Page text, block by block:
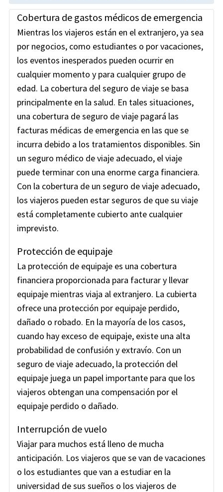
Cobertura de gastos médicos de emergencia
Mientras los viajeros están en el extranjero, ya sea
por negocios, como estudiantes o por vacaciones,
los eventos inesperados pueden ocurrir en
cualquier momento y para cualquier grupo de
edad. La cobertura del seguro de viaje se basa
principalmente en la salud. En tales situaciones,
una cobertura de seguro de viaje pagará las
facturas médicas de emergencia en las que se
incurra debido a los tratamientos disponibles. Sin
un seguro médico de viaje adecuado, el viaje
puede terminar con una enorme carga financiera.
Con la cobertura de un seguro de viaje adecuado,
los viajeros pueden estar seguros de que su viaje
está completamente cubierto ante cualquier
imprevisto.
Protección de equipaje
La protección de equipaje es una cobertura
financiera proporcionada para facturar y llevar
equipaje mientras viaja al extranjero. La cubierta
ofrece una protección por equipaje perdido,
dañado o robado. En la mayoría de los casos,
cuando hay exceso de equipaje, existe una alta
probabilidad de confusión y extravío. Con un
seguro de viaje adecuado, la protección del
equipaje juega un papel importante para que los
viajeros obtengan una compensación por el
equipaje perdido o dañado.
Interrupción de vuelo
Viajar para muchos está lleno de mucha
anticipación. Los viajeros que se van de vacaciones
o los estudiantes que van a estudiar en la
universidad de sus sueños o los viajeros de